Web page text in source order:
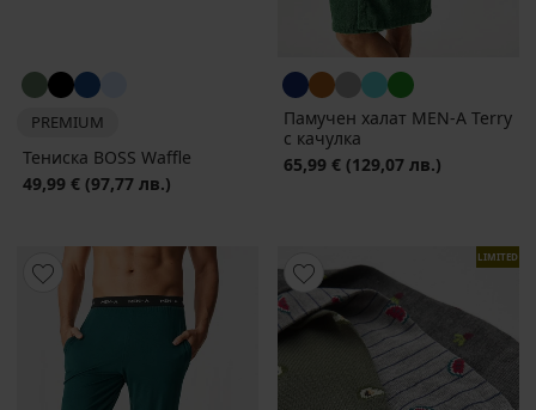
PREMIUM
Тениска BOSS Waffle
49,99 € (97,77 лв.)
Памучен халат MEN-A Terry
с качулка
65,99 € (129,07 лв.)
LIMITED